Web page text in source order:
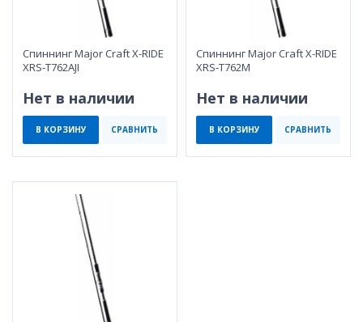
Спиннинг Major Craft X-RIDE
XRS-T762AJI
Нет в наличии
В КОРЗИНУ СРАВНИТЬ
Спиннинг Major Craft X-RIDE
XRS-T762M
Нет в наличии
В КОРЗИНУ СРАВНИТЬ